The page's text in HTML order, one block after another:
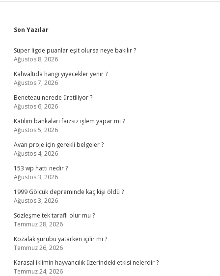
Sidebar
Son Yazılar
Süper ligde puanlar eşit olursa neye bakılır ?
Ağustos 8, 2026
Kahvaltıda hangi yiyecekler yenir ?
Ağustos 7, 2026
Beneteau nerede üretiliyor ?
Ağustos 6, 2026
Katılım bankaları faizsiz işlem yapar mı ?
Ağustos 5, 2026
Avan proje için gerekli belgeler ?
Ağustos 4, 2026
153 wp hattı nedir ?
Ağustos 3, 2026
1999 Gölcük depreminde kaç kişi öldü ?
Ağustos 3, 2026
Sözleşme tek taraflı olur mu ?
Temmuz 28, 2026
Kozalak şurubu yatarken içilir mi ?
Temmuz 26, 2026
Karasal iklimin hayvancılık üzerindeki etkisi nelerdir ?
Temmuz 24, 2026